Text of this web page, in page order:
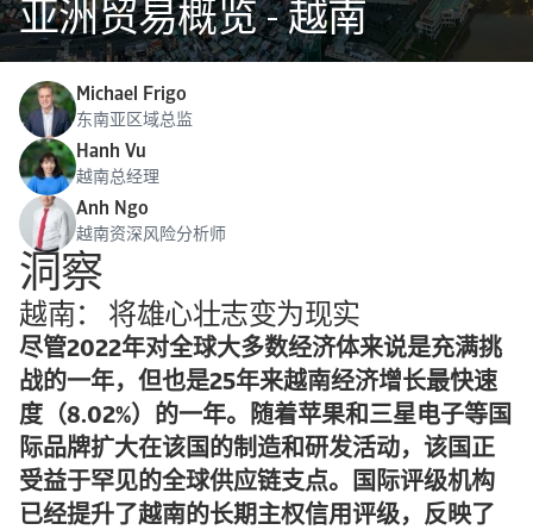
亚洲贸易概览 - 越南
Michael Frigo
东南亚区域总监
Hanh Vu
越南总经理
Anh Ngo
越南资深风险分析师
洞察
越南： 将雄心壮志变为现实
尽管2022年对全球大多数经济体来说是充满挑
战的一年，但也是25年来越南经济增长最快速
度（8.02%）的一年。随着苹果和三星电子等国
际品牌扩大在该国的制造和研发活动，该国正
受益于罕见的全球供应链支点。国际评级机构
已经提升了越南的长期主权信用评级，反映了